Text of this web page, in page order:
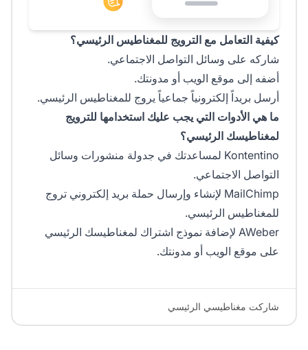
كيفية التعامل مع الترويج للمغناطيس الرئيسي؟
شاركه على وسائل التواصل الاجتماعي.
أضفه إلى موقع الويب أو مدونتك.
أرسل بريداً إلكترونياً جماعياً يروج للمغناطيس الرئيسي.
ما هي الأدوات التي يجب عليك استخدامها للترويج
لمغناطيسك الرئيسي؟
Kontentino لمساعدتك في جدولة منشورات وسائل
التواصل الاجتماعي.
MailChimp لإنشاء وإرسال حملة بريد إلكتروني تروج
للمغناطيس الرئيسي.
AWeber لإضافة نموذج اشتراك لمغناطيسك الرئيسي
على موقع الويب أو مدونتك.
شاركت مغناطيسي الرئيسي